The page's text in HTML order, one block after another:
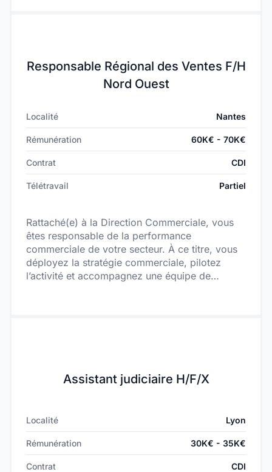
Responsable Régional des Ventes F/H
Nord Ouest
Localité Nantes
Rémunération 60K€ - 70K€
Contrat CDI
Télétravail Partiel
Rattaché(e) à la Direction Commerciale, vous
êtes responsable de la performance
commerciale de votre secteur. À ce titre, vous
déployez la stratégie commerciale, pilotez
l’activité et accompagnez une équipe de
Assistant judiciaire H/F/X
Localité Lyon
Rémunération 30K€ - 35K€
Contrat CDI